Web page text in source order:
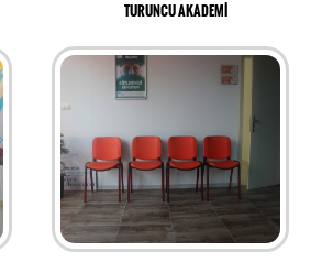
TURUNCU AKADEMİ